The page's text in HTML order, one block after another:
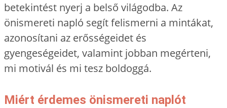
betekintést nyerj a belső világodba. Az
önismereti napló segít felismerni a mintákat,
azonosítani az erősségeidet és
gyengeségeidet, valamint jobban megérteni,
mi motivál és mi tesz boldoggá.
Miért érdemes önismereti naplót